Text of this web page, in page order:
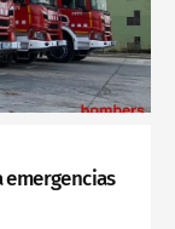
emergencias